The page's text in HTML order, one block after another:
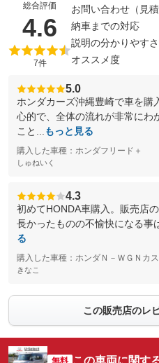
総合評価
4.6 （5点満
7件
お問い合わせ（見積
納車までの対応
説明の分かりやすさ
オススメ度
5.0
ホンダカーズ沖縄豊崎で車を購
心的で、全体の流れが非常にわ
こと...
もっと見る
購入した車種：ホンダフリード＋
しゅねいく
4.3
初めてHONDA車購入。販売店
長かったものの不愉快になる事
る
購入した車種：ホンダＮ－ＷＧＮカ
きなこ
この販売店のレ
無料 この車両に関す